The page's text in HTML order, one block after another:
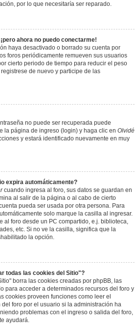
por lo que necesitaría ser reparado.
ahora no puedo conectarme!
haya desactivado o borrado su cuenta por
foros periódicamente remueven sus usuarios
cierto periodo de tiempo para reducir el peso
de nuevo y participe de las
no puede ser recuperada puede
la página de ingreso (login) y haga clic en Olvidé
y estará identificado nuevamente en muy
expira automáticamente?
cuando ingresa al foro, sus datos se guardan en
al salir de la página o al cabo de cierto
pueda ser usada por otra persona. Para
solo marque la casilla al ingresar.
al foro desde un PC compartido, e.j. biblioteca,
etc. Si no ve la casilla, significa que la
la opción.
todas las cookies del Sitio"?
borra las cookies creadas por phpBB, las
para acceder a determinados recursos del foro y
cookies proveen funciones como leer el
foro por el usuario si la administración ha
problemas con el ingreso o salida del foro,
ayudará.